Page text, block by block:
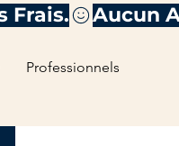
Professionnels